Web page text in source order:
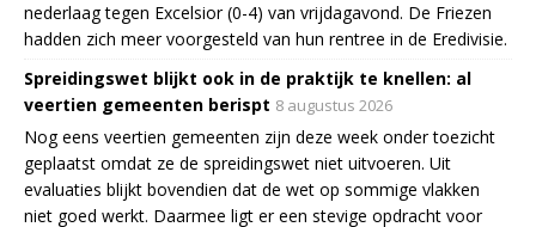
nederlaag tegen Excelsior (0-4) van vrijdagavond. De Friezen
hadden zich meer voorgesteld van hun rentree in de Eredivisie.
Spreidingswet blijkt ook in de praktijk te knellen: al
veertien gemeenten berispt 8 augustus 2026
Nog eens veertien gemeenten zijn deze week onder toezicht
geplaatst omdat ze de spreidingswet niet uitvoeren. Uit
evaluaties blijkt bovendien dat de wet op sommige vlakken
niet goed werkt. Daarmee ligt er een stevige opdracht voor